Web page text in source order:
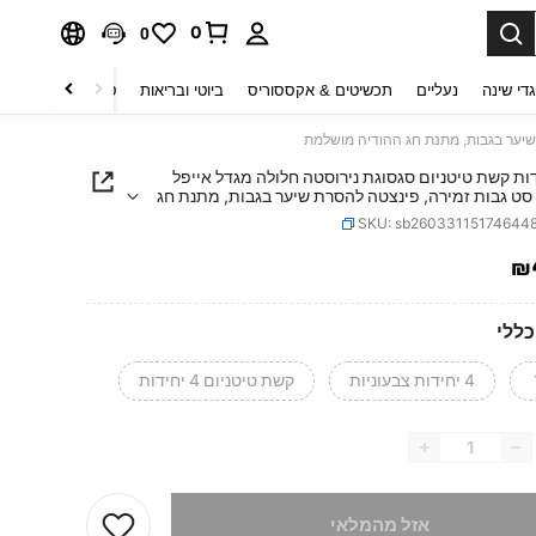
0
0
שינה נעליים תכשיטים & אקססוריס ביוטי ובריאות טקסטיל לבית
קשת טיטניום סגסוגת נירוסטה חלולה מגדל אייפל
סט גבות זמירה, פינצטה להסרת שיער בגבות, מתנת חג
מושלמת
SKU:
PRICE AND ₪
4 יחידות צבעוניות קשת טיטניום 4 יחידות
אזל מהמלאי